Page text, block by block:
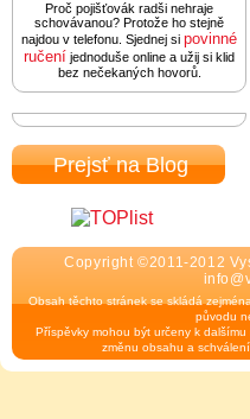
Proč pojišťovák radši nehraje
schovávanou? Protože ho stejně
najdou v telefonu. Sjednej si povinné
ručení jednoduše online a užij si klid
bez nečekaných hovorů.
Prejsť na Blog
Copyright ©2011-2012
Obsah těchto stránek se skládá
původu
Příspěvky mohou být určeny k
změnu obsahu a